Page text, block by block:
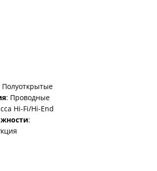
Полуоткрытые
: Проводные
Hi-Fi/Hi-End
: